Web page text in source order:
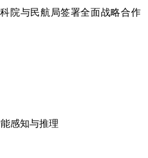
院与民航局签署全面战略合作
感知与推理